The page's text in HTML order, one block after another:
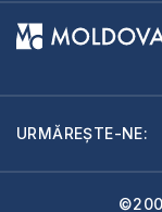
URMĂREȘTE-NE: